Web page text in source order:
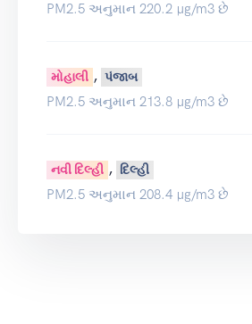
PM2.5 અનુમાન 220.2 µg/m3 છે
મોહાલી , પંજાબ
PM2.5 અનુમાન 213.8 µg/m3 છે
નવી દિલ્હી , દિલ્હી
PM2.5 અનુમાન 208.4 µg/m3 છે